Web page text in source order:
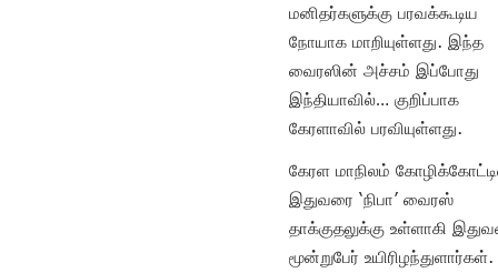
மனிதர்களுக்கு பரவக்கூடிய
நோயாக மாறியுள்ளது. இந்த
வைரஸின் அச்சம் இப்போது
இந்தியாவில்… குறிப்பாக
கேரளாவில் பரவியுள்ளது.
கேரள மாநிலம்
இதுவரை ‘நிபா’ வைரஸ்
தாக்குதலுக்கு உள்ளாகி
மூன்றுபேர் உயிரிழந்துளார்கள்.